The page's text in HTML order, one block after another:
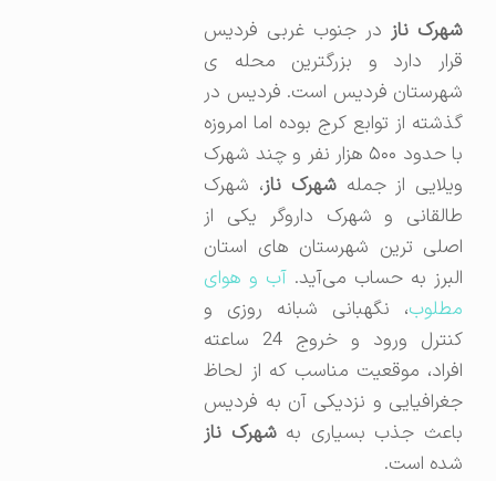
شهرک نازدر جنوب غربی فردیس
قرار دارد و بزرگترین محله ی
شهرستان فردیس است. فردیس در
گذشته از توابع کرج بوده اما امروزه
با حدود ۵۰۰ هزار نفر و چند شهرک
ویلایی از جملهشهرک ناز، شهرک
طالقانی و شهرک داروگر یکی از
اصلی ترین شهرستان های استان
البرز به حساب می‌آید.آب و هوای
مطلوب، نگهبانی شبانه روزی و
کنترل ورود و خروج 24 ساعته
افراد، موقعیت مناسب که از لحاظ
جغرافیایی و نزدیکی آن به فردیس
باعث جذب بسیاری به شهرک ناز
شده است.